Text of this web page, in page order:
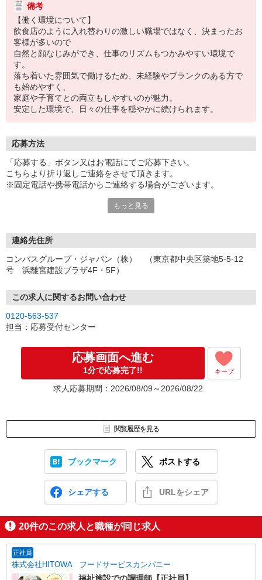
備考
【働く環境について】
飲食店のように入れ替わりの激しい職場ではなく、決まったお
客様が多いので
自然と顔なじみができ、仕事のリズムもつかみやすい環境で
す。
落ち着いた雰囲気で働けるため、未経験やブランクのある方で
も始めやすく、
家庭や子育てとの両立もしやすいのが魅力。
安定した環境で、日々の仕事を穏やかに続けられます。
応募方法
「応募する」ボタン又はお電話にてご応募下さい。
こちらより折り返しご連絡をさせて頂きます。
※固定電話や携帯電話からご連絡する場合がございます。
［2］携帯のショートメッセージ（SMS）に質問フォームをお送り
メッセージに従ってご質問にご回答頂き、ご都合の良い面接日
程をご選択ください♪
連絡させて頂きます。
↓
［3］面接実施。履歴書（写真貼付）をお持ちください。
面接では仕事内容や職場についてなど、気になることやご希望は
［4］ 採用決定のご連絡。勤務開始日もお気軽にご相談ください。
【電話受付】
もっと見る
連絡先住所
コンパスグループ・ジャパン（株） （東京都中央区築地5-5-12
号 浜離宮建設プラザ4F・5F）
この求人に関するお問い合わせ
0120-563-537
担当：応募受付センター
応募画面へ進む
1分で応募完了!! キープ
求人応募期間：2026/08/09～2026/08/22
閲覧履歴を見る
ブックマーク ポストする
シェアする URLをシェア
20件のこの求人と職種が同じ求人
正社員
株式会社HITOWA フードサービスカンパニー